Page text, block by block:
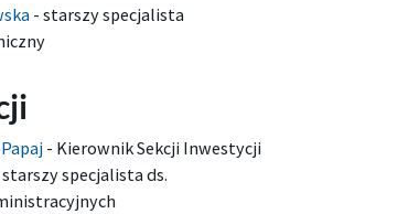
- starszy specjalista
- Kierownik Sekcji Inwestycji
starszy specjalista ds.